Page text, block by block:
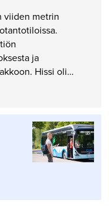
viiden metrin
ja
Hissi oli…